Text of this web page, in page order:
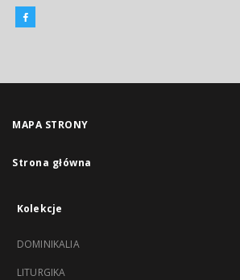
MAPA STRONY
Strona główna
Kolekcje
DOMINIKALIA
LITURGIKA